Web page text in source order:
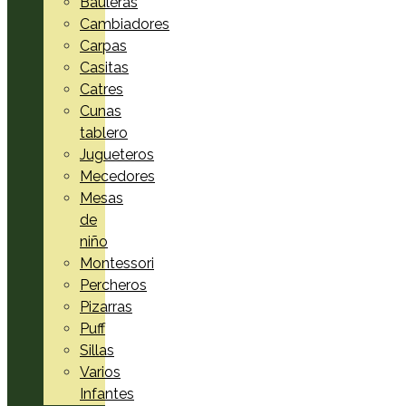
Cambiadores
Carpas
Casitas
Catres
Cunas
tablero
Jugueteros
Mecedores
Mesas
de
niño
Montessori
Percheros
Pizarras
Puff
Sillas
Varios
Infantes